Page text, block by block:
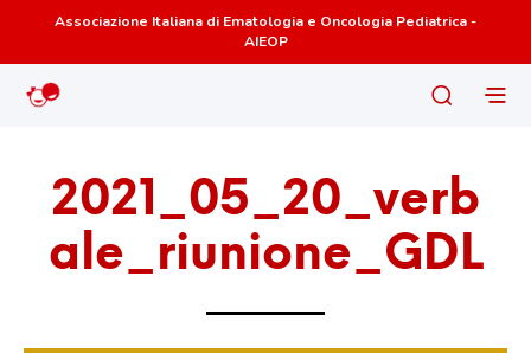
Associazione Italiana di Ematologia e Oncologia Pediatrica -
AIEOP
2021_05_20_verb
ale_riunione_GDL